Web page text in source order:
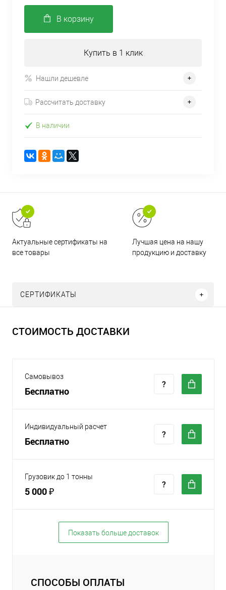
В корзину
Купить в 1 клик
Нашли дешевле
Рассчитать доставку
В наличии
Актуальные сертификаты на
все товары
Лучшая цена на нашу
продукцию и доставку
СЕРТИФИКАТЫ
СТОИМОСТЬ ДОСТАВКИ
Самовывоз
Бесплатно
Индивидуальный расчет
Бесплатно
Грузовик до 1 тонны
5 000 ₽
Показать больше доставок
СПОСОБЫ ОПЛАТЫ